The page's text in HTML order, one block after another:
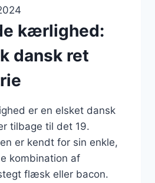
kærlighed:
dansk ret
er en elsket dansk
tilbage til det 19.
er kendt for sin enkle,
kombination af
flæsk eller bacon.